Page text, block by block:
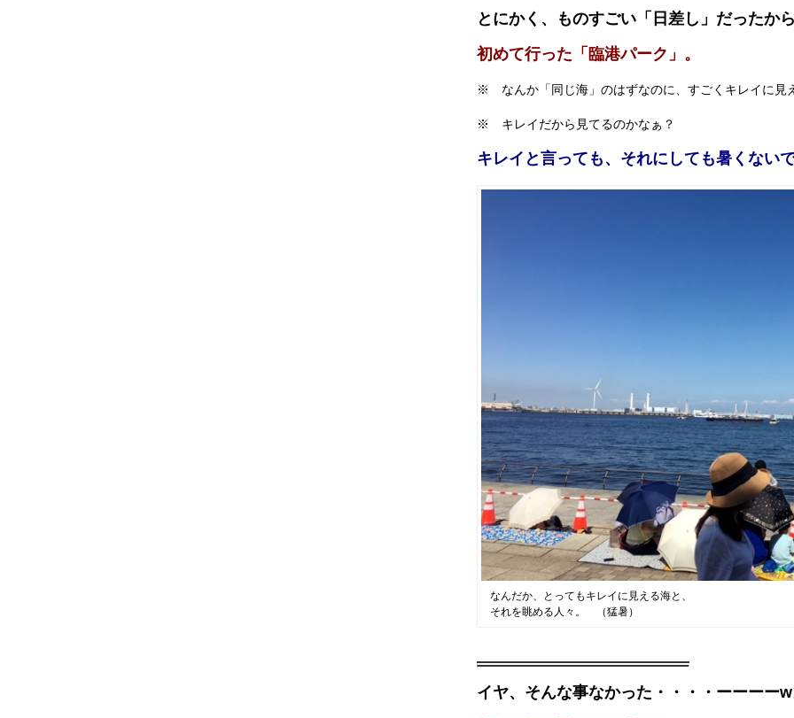
とにかく、ものすごい「日差し」だったか
初めて行った「臨港パーク」。
※ なんか「同じ海」のはずなのに、すごくキレイに見
※ キレイだから見てるのかなぁ？
キレイと言っても、それにしても暑くない
なんだか、とってもキレイに見える海と、
それを眺める人々。 （猛暑）
イヤ、そんな事なかった・・・・ーーーー